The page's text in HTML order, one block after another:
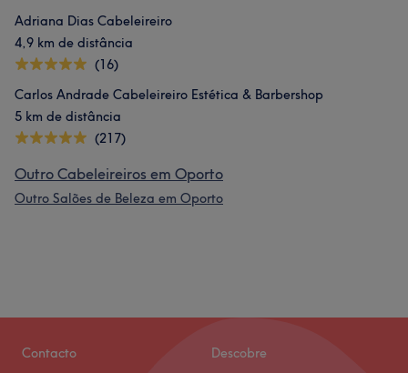
Adriana Dias Cabeleireiro
4,9 km de distância
(16)
Carlos Andrade Cabeleireiro Estética & Barbershop
5 km de distância
(217)
Outro Cabeleireiros em Oporto
Outro Salões de Beleza em Oporto
Contacto Descobre